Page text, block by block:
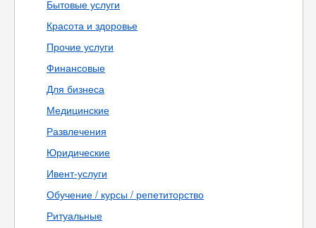
Бытовые услуги
Красота и здоровье
Прочие услуги
Финансовые
Для бизнеса
Медицинские
Развлечения
Юридические
Ивент-услуги
Обучение / курсы / репетиторство
Ритуальные